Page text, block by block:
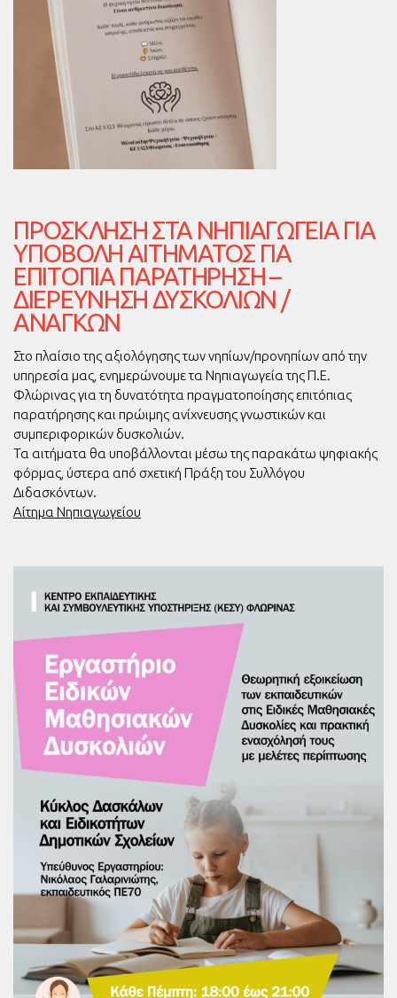
ΠΡΌΣΚΛΗΣΗ ΣΤΑ ΝΗΠΙΑΓΩΓΕΊΑ ΓΙΑ
ΥΠΟΒΟΛΉ ΑΙΤΉΜΑΤΟΣ ΓΙΑ
ΕΠΙΤΌΠΙΑ ΠΑΡΑΤΉΡΗΣΗ –
ΔΙΕΡΕΎΝΗΣΗ ΔΥΣΚΟΛΙΏΝ /
ΑΝΑΓΚΏΝ
Στο πλαίσιο της αξιολόγησης των νηπίων/προνηπίων από την
υπηρεσία μας, ενημερώνουμε τα Νηπιαγωγεία της Π.Ε.
Φλώρινας για τη δυνατότητα πραγματοποίησης επιτόπιας
παρατήρησης και πρώιμης ανίχνευσης γνωστικών και
συμπεριφορικών δυσκολιών.
Τα αιτήματα θα υποβάλλονται μέσω της παρακάτω ψηφιακής
φόρμας, ύστερα από σχετική Πράξη του Συλλόγου
Διδασκόντων.
Αίτημα Νηπιαγωγείου